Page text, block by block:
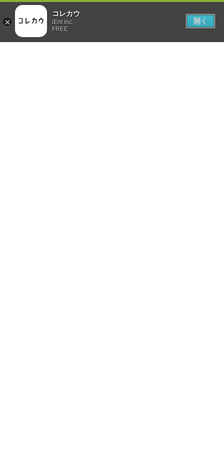
コレカウ
iEnt inc.
FREE
開く